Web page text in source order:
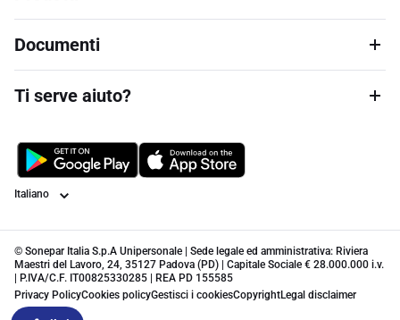
Documenti
Ti serve aiuto?
Lingua
© Sonepar Italia S.p.A Unipersonale | Sede legale ed amministrativa: Riviera
Maestri del Lavoro, 24, 35127 Padova (PD) | Capitale Sociale € 28.000.000 i.v.
| P.IVA/C.F. IT00825330285 | REA PD 155585
Privacy PolicyCookies policyGestisci i cookiesCopyrightLegal disclaimer